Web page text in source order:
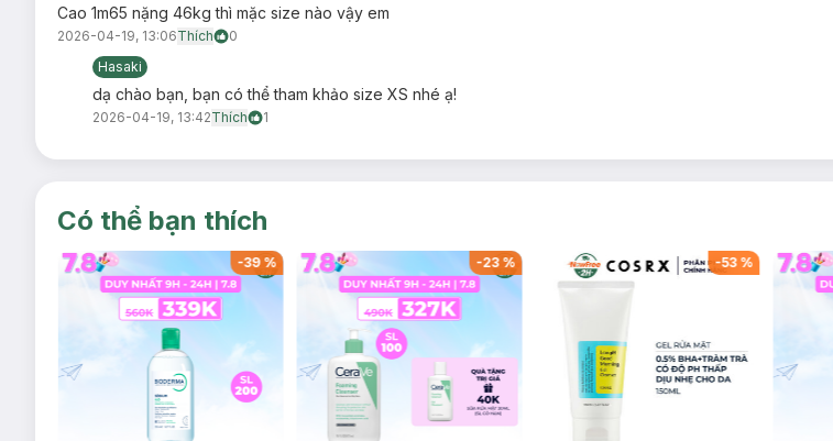
Cao 1m65 nặng 46kg thì mặc size nào vậy em
2026-04-19, 13:06Thích
0
Hasaki
dạ chào bạn, bạn có thể tham khảo size XS nhé ạ!
2026-04-19, 13:42Thích 1
Có thể bạn thích
-39% -23% -53%